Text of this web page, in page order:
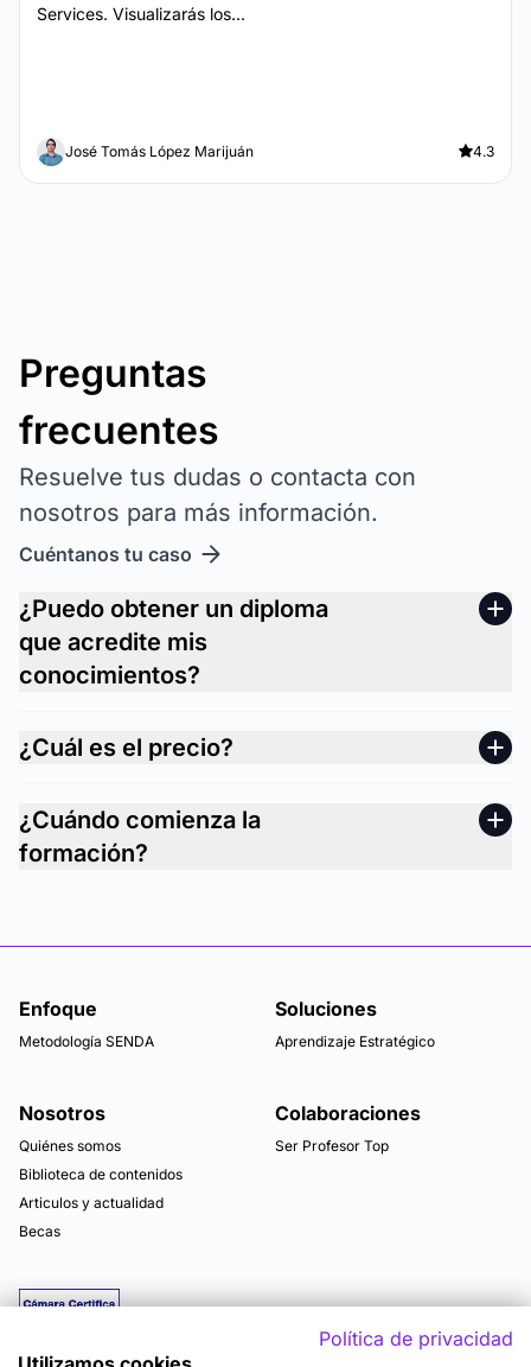
Services. Visualizarás los...
José Tomás López Marijuán 4.3
Preguntas
frecuentes
Resuelve tus dudas o contacta con
nosotros para más información.
Cuéntanos tu caso
¿Puedo obtener un diploma
que acredite mis
conocimientos?
¿Cuál es el precio?
¿Cuándo comienza la
formación?
Enfoque
Metodología SENDA
Soluciones
Aprendizaje Estratégico
Nosotros
Quiénes somos
Biblioteca de contenidos
Articulos y actualidad
Becas
Colaboraciones
Ser Profesor Top
Política de privacidad